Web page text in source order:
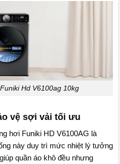
Hd V6100ag 10kg
vệ sợi vải tối ưu
hơi Funiki HD V6100AG là
này duy trì mức nhiệt lý tưởng
quần áo khô đều nhưng